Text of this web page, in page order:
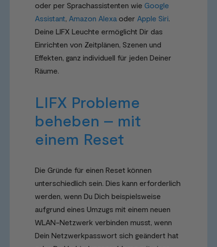
oder per Sprachassistenten wie Google
Assistant, Amazon Alexa oder Apple Siri.
Deine LIFX Leuchte ermöglicht Dir das
Einrichten von Zeitplänen, Szenen und
Effekten, ganz individuell für jeden Deiner
Räume.
LIFX Probleme
beheben – mit
einem Reset
Die Gründe für einen Reset können
unterschiedlich sein. Dies kann erforderlich
werden, wenn Du Dich beispielsweise
aufgrund eines Umzugs mit einem neuen
WLAN-Netzwerk verbinden musst, wenn
Dein Netzwerkpasswort sich geändert hat